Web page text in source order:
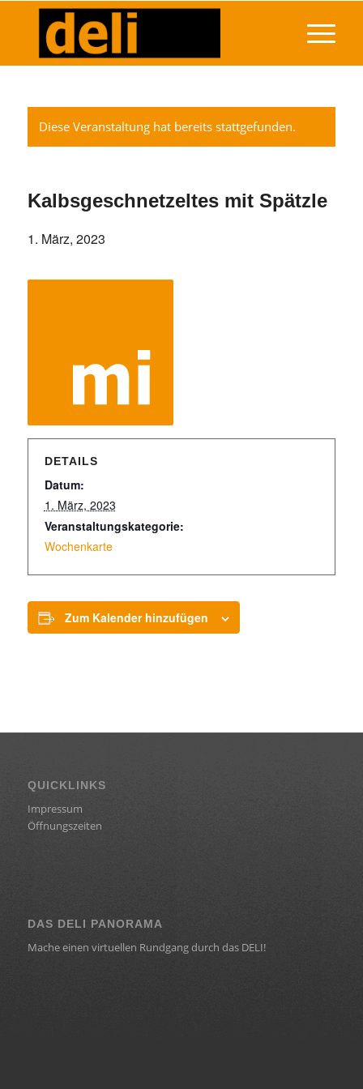
Diese Veranstaltung hat bereits stattgefunden.
Kalbsgeschnetzeltes mit Spätzle
1. März, 2023
DETAILS
Datum:
1. März, 2023
Veranstaltungskategorie:
Wochenkarte
Zum Kalender hinzufügen
QUICKLINKS
Impressum
Öffnungszeiten
DAS DELI PANORAMA
Mache einen virtuellen Rundgang durch das DELI!